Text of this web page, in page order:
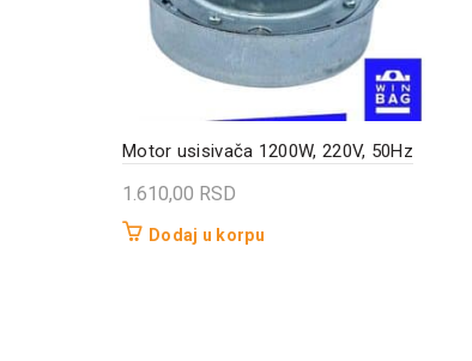
Motor usisivača 1200W, 220V, 50Hz
1.610,00 RSD
Dodaj u korpu